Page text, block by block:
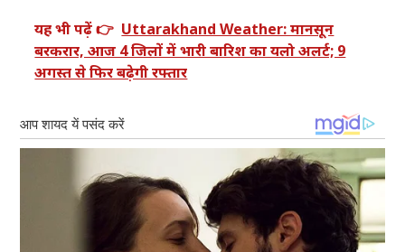
यह भी पढ़ें 👉 Uttarakhand Weather: मानसून
बरकरार, आज 4 जिलों में भारी बारिश का यलो अलर्ट; 9
अगस्त से फिर बढ़ेगी रफ्तार